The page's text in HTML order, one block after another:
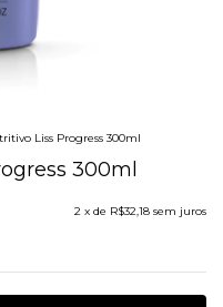
Liss Progress 300ml
300ml
2 x de R$32,18 sem juros